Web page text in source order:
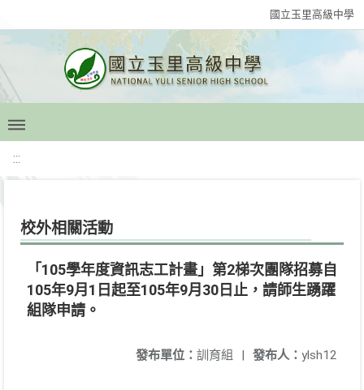
國立玉里高級中學
:::
校外相關活動
「105學年度資訊志工計畫」第2梯次團隊招募自
105年9月1日起至105年9月30日止，請師生踴躍
組隊申請。
發布人： ylsh12
發布單位： 訓育組 |